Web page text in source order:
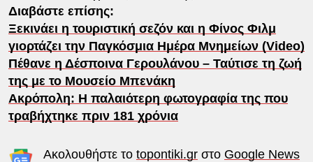
Διαβάστε επίσης:
Ξεκινάει η τουριστική σεζόν και η Φίνος Φιλμ
γιορτάζει την Παγκόσμια Ημέρα Μνημείων (Video)
Πέθανε η Δέσποινα Γερουλάνου – Ταύτισε τη ζωή
της με το Μουσείο Μπενάκη
Ακρόπολη: Η παλαιότερη φωτογραφία της που
τραβήχτηκε πριν 181 χρόνια
Ακολουθήστε το topontiki.grστο Google News